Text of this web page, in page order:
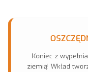
Koniec z
ziemią! Wkład